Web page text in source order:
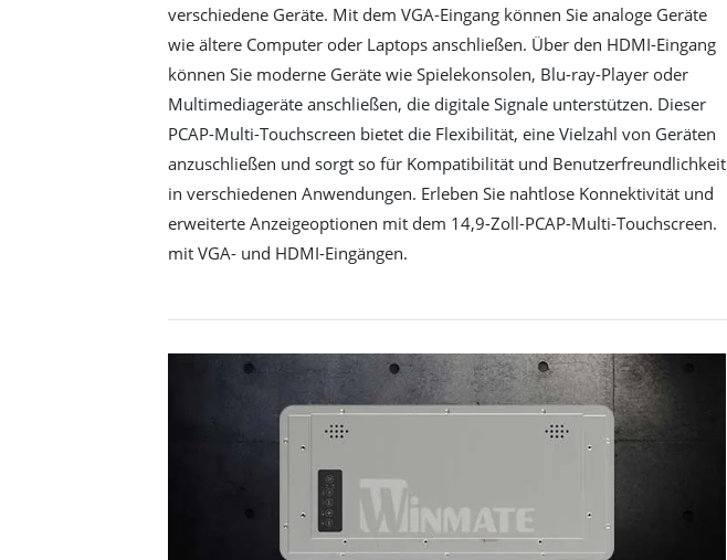
verschiedene Geräte. Mit dem VGA-Eingang können Sie analoge Geräte
wie ältere Computer oder Laptops anschließen. Über den HDMI-Eingang
können Sie moderne Geräte wie Spielekonsolen, Blu-ray-Player oder
Multimediageräte anschließen, die digitale Signale unterstützen. Dieser
PCAP-Multi-Touchscreen bietet die Flexibilität, eine Vielzahl von Geräten
anzuschließen und sorgt so für Kompatibilität und Benutzerfreundlichkeit
in verschiedenen Anwendungen. Erleben Sie nahtlose Konnektivität und
erweiterte Anzeigeoptionen mit dem 14,9-Zoll-PCAP-Multi-Touchscreen.
mit VGA- und HDMI-Eingängen.